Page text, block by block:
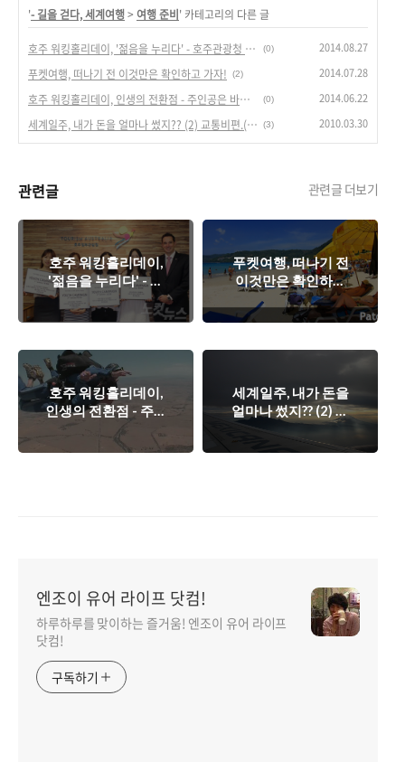
'- 길을 걷다, 세계여행> 여행 준비' 카테고리의 다른 글
호주 워킹홀리데이, '젊음을 누리다' - 호주관광청 '유스캠페인 최종 4인' (0) 2014.08.27
푸켓여행, 떠나기 전 이것만은 확인하고 가자! (2) 2014.07.28
호주 워킹홀리데이, 인생의 전환점 - 주인공은 바로 당신! (0) 2014.06.22
세계일주, 내가 돈을 얼마나 썼지?? (2) 교통비편.(남미) (3) 2010.03.30
관련글 관련글 더보기
호주 워킹홀리데이,
'젊음을 누리다' - 호
주관광청 '유스캠페
인 최종 4인'
푸켓여행, 떠나기 전
이것만은 확인하고
가자!
호주 워킹홀리데이,
인생의 전환점 - 주인
세계일주, 내가 돈을
얼마나 썼지?? (2) 교
통비편.(남미)
엔조이 유어 라이프 닷컴!
하루하루를 맞이하는 즐거움! 엔조이 유어 라이프
닷컴!
구독하기